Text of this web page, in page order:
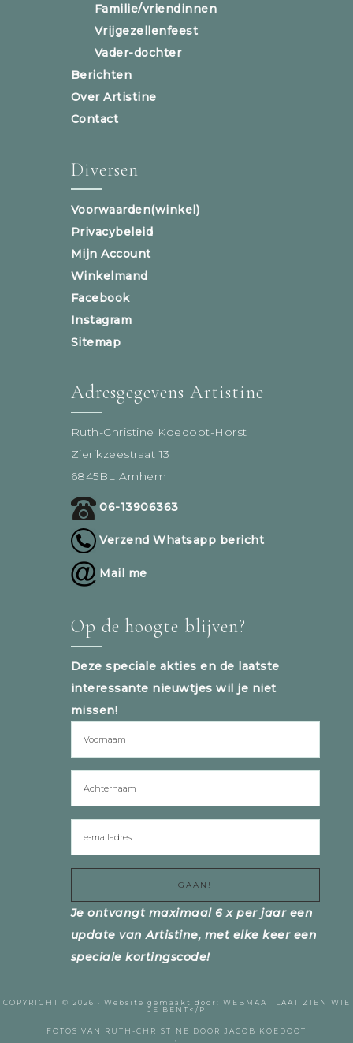
Familie/vriendinnen
Vrijgezellenfeest
Vader-dochter
Berichten
Over Artistine
Contact
Diversen
Voorwaarden(winkel)
Privacybeleid
Mijn Account
Winkelmand
Facebook
Instagram
Sitemap
Adresgegevens Artistine
Ruth-Christine Koedoot-Horst
Zierikzeestraat 13
6845BL Arnhem
06-13906363
Verzend Whatsapp bericht
Mail me
Op de hoogte blijven?
Deze speciale akties en de laatste
interessante nieuwtjes wil je niet
missen!
Je ontvangt maximaal 6 x per jaar een
update van Artistine, met elke keer een
speciale kortingscode!
COPYRIGHT © 2026 · Website gemaakt door: WEBMAAT
LAAT ZIEN WIE
JE BENT</P
FOTOS VAN RUTH-CHRISTINE DOOR JACOB KOEDOOT
;